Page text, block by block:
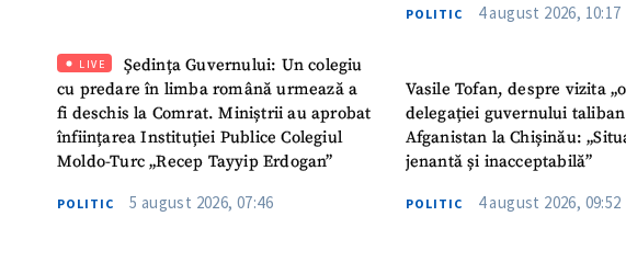
LIVE
Ședința Guvernului: Un colegiu
cu predare în limba română urmează a
fi deschis la Comrat. Miniștrii au aprobat
înființarea Instituției Publice Colegiul
Moldo-Turc „Recep Tayyip Erdogan”
POLITIC 5 august 2026, 07:46
POLITIC 4 august 2026, 10:17
Vasile Tofan, despre vizita
delegației guvernului
Afganistan la Chișinău:
jenantă și inacceptabilă”
POLITIC 4 august 2026, 09:52